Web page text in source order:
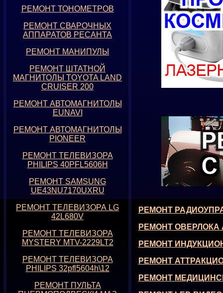
РЕМОНТ
РЕМОНТ ОВЕРЛОКА
РЕМОНТ
РЕМОНТ
РЕМОНТ
РЕМОНТ ТОНОМЕТРОВ
РЕМОНТ СВАРОЧНЫХ
АППАРАТОВ РЕСАНТА
РЕМОНТ МАНИПУЛЫ
РЕМОНТ ШТАТНОЙ
МАГНИТОЛЫ TOYOTA LAND
CRUISER 200
РЕМОНТ АВТОМАГНИТОЛЫ
EUNAVI
РЕМОНТ АВТОМАГНИТОЛЫ
PIONEER
РЕМОНТ ТЕЛЕВИЗОРА
PHILIPS 40PFL5606H
РЕМОНТ SAMSUNG
UE43NU7170UXRU
РЕМОНТ ТЕЛЕВИЗОРА LG
42L680V
РЕМОНТ ТЕЛЕВИЗОРА
MYSTERY MTV-2229LT2
РЕМОНТ ТЕЛЕВИЗОРА
PHILIPS 32pfl5604h\12
РЕМОНТ ПУЛЬТА